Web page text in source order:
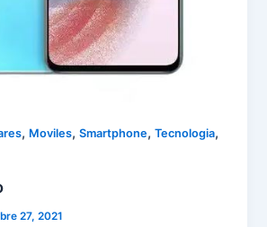
, Moviles,Smartphone,Tecnologia,
27, 2021